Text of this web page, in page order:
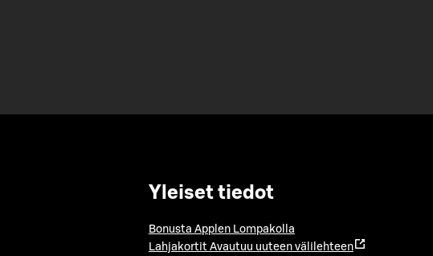
Yleiset tiedot
Bonusta Applen Lompakolla
Lahjakortit Avautuu uuteen välilehteen